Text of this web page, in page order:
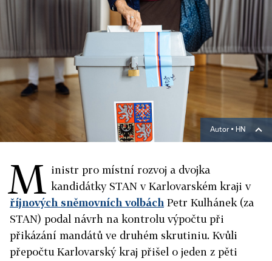
Autor ▪ HN
M inistr pro místní rozvoj a dvojka
kandidátky STAN v Karlovarském kraji v
říjnových sněmovních volbách Petr Kulhánek (za
STAN) podal návrh na kontrolu výpočtu při
přikázání mandátů ve druhém skrutiniu. Kvůli
přepočtu Karlovarský kraj přišel o jeden z pěti